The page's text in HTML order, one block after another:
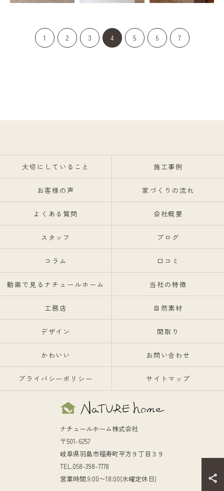
1 2 3 4 5 6 7
大切にしていること 施工事例
お客様の声 家づくりの流れ
よくある質問 会社概要
スタッフ ブログ
コラム 口コミ
動画で見るナチュールホーム 当社の特徴
工務店 自然素材
デザイン 間取り
かわいい お問い合わせ
プライバシーポリシー サイトマップ
ナチュールホーム株式会社
〒501-6257
岐阜県羽島市福寿町平方９丁目３９
TEL.058-398-7778
営業時間.9:00～18:00(水曜定休日)